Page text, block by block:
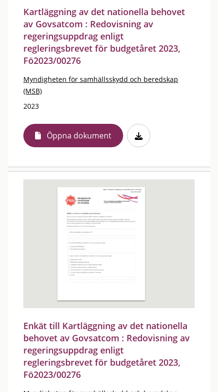
Kartläggning av det nationella behovet
av Govsatcom : Redovisning av
regeringsuppdrag enligt
regleringsbrevet för budgetåret 2023,
Fö2023/00276
Myndigheten för samhällsskydd och beredskap
(MSB)
2023
Öppna dokument
Enkät till Kartläggning av det nationella
behovet av Govsatcom : Redovisning av
regeringsuppdrag enligt
regleringsbrevet för budgetåret 2023,
Fö2023/00276